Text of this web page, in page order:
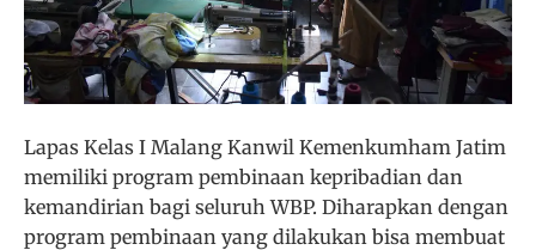
Lapas Kelas I Malang Kanwil Kemenkumham Jatim
memiliki program pembinaan kepribadian dan
kemandirian bagi seluruh WBP. Diharapkan dengan
program pembinaan yang dilakukan bisa membuat